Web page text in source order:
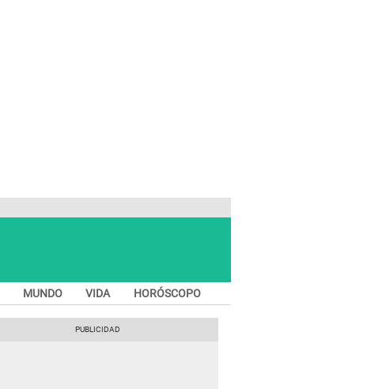
MUNDO VIDA HORÓSCOPO